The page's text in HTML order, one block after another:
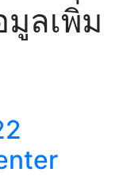
ลเพิ่ม